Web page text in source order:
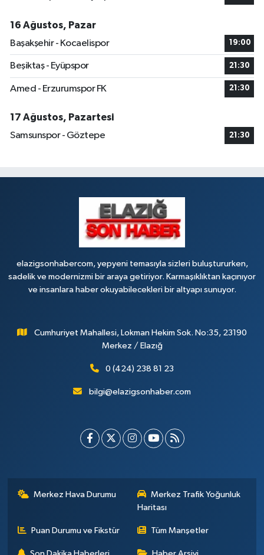
16 Ağustos, Pazar
Başakşehir - Kocaelispor
19:00
Beşiktaş - Eyüpspor 21:30
Amed - Erzurumspor FK 21:30
17 Ağustos, Pazartesi
Samsunspor - Göztepe
21:30
elazigsonhabercom, yepyeni temasıyla sizleri buluştururken,
sadelik ve modernizmi bir araya getiriyor. Karmaşıklıktan kaçınıyor
ve insanlara haber okuyabilecekleri bir altyapı sunuyor.
Cumhuriyet Mahallesi, Lokman Hekim Sok. No:35, 23190
Merkez / Elazığ
0 (424) 238 81 23
bilgi@elazigsonhaber.com
Merkez Hava Durumu
Merkez Trafik Yoğunluk
Haritası
Puan Durumu ve Fikstür Tüm Manşetler